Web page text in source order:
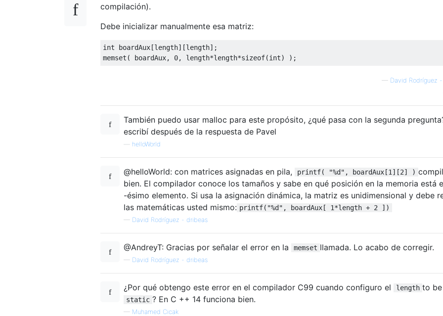
compilación).
Debe inicializar manualmente esa matriz:
int boardAux[length][length];
memset ( boardAux, 0, length*length*sizeof(int) );
— David Rodríguez
También puedo usar malloc para este propósito, ¿qué pasa con la segunda
escribí después de la respuesta de Pavel
helloWorld
@helloWorld: con matrices asignadas en pila, printf( "%d", boardAux[1][2] )
bien. El compilador conoce los tamaños y sabe en qué posición en la memoria está
-ésimo elemento. Si usa la asignación dinámica, la matriz es unidimensional y debe
las matemáticas usted mismo: printf("%d", boardAux[ 1*length + 2 ])
— David Rodríguez - dribeas
@AndreyT: Gracias por señalar el error en la memset llamada. Lo acabo de corregir.
— David Rodríguez - dribeas
¿Por qué obtengo este error en el compilador C99 cuando configuro el length to be
static ? En C ++ 14 funciona bien.
— Muhamed Cicak